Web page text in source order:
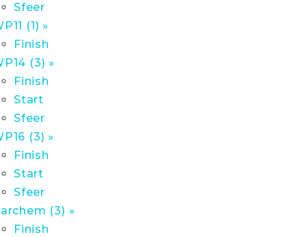
Sfeer
(1) »
Finish
(3) »
Finish
Start
Sfeer
(3) »
Finish
Start
Sfeer
(3) »
Finish